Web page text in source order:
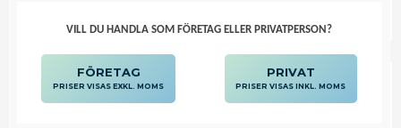
STRECKKODSLÄSARE
VILL DU HANDLA SOM FÖRETAG ELLER PRIVATPERSON?
FÖRETAG
PRISER VISAS EXKL. MOMS
PRIVAT
PRISER VISAS INKL. MOMS